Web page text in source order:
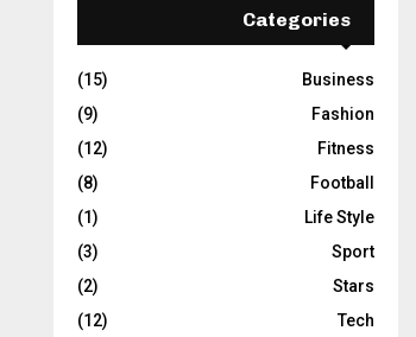
Categories
Business
(15)
Fashion
(9)
Fitness
(12)
Football
(8)
Life Style
(1)
Sport
(3)
Stars
(2)
Tech
(12)